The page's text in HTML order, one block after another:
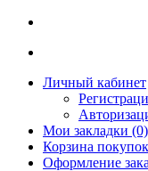
Личный кабинет
Мои закладки (0)
Корзина покупок
Оформление